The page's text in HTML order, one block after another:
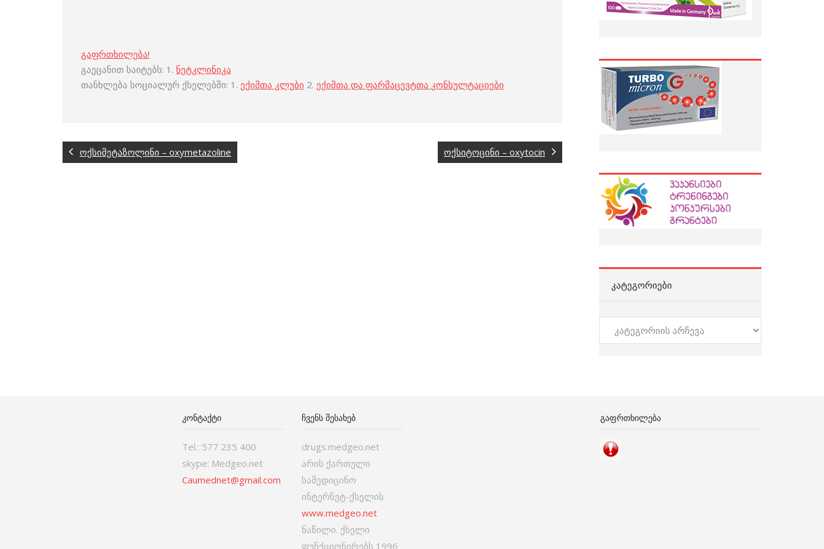
გაფრთხილება!
გაეცანით საიტებს: 1. ნეტკლინიკა
თანხლება სოციალურ ქსელებში: 1. ექიმთა კლუბი 2. ექიმთა და ფარმაცევტთა კონსულტაციები
ოქსიმეტაზოლინი – oxymetazoline ოქსიტოცინი – oxytocin
ᲙᲐᲢᲔᲒᲝᲠᲘᲔᲑᲘ
კატეგორიები
ᲙᲝᲜᲢᲐᲥᲢᲘ
Tel.: 577 235 400
skype: Medgeo.net
Caumednet@gmail.com
ᲩᲕᲔᲜᲡ ᲨᲔᲡᲐᲮᲔᲑ
drugs.medgeo.net
არის ქართული
სამედიცინო
ინტერნეტ-ქსელის
www.medgeo.net
ნაწილი. ქსელი
ფუნქციონირებს 1996
ᲒᲐᲤᲠᲗᲮᲘᲚᲔᲑᲐ